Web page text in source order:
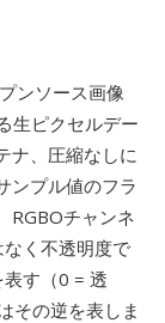
ンソース画像
生ピクセルデー
ナ、圧縮なしに
ンプル値のフラ
RGBOチャンネ
く不透明度で
す（0 = 透
その逆を表しま